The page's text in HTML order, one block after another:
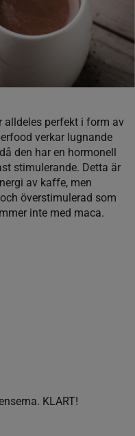
alldeles perfekt i form av
verkar lugnande
den har en hormonell
stimulerande. Detta är
av kaffe, men
överstimulerad som
inte med maca.
KLART!